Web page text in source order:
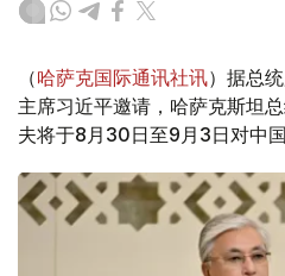
（哈萨克国际通讯社讯）据总
主席习近平邀请，哈萨克斯坦
夫将于8月30日至9月3日对中国